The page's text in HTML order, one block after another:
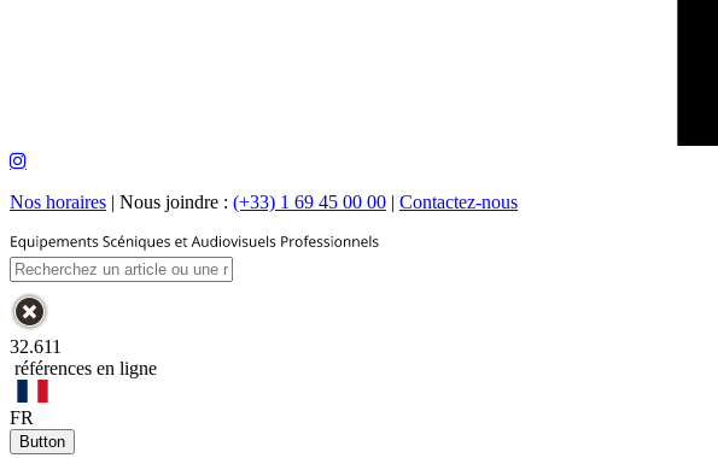
Nos horaires | Nous joindre : (+33) 1 69 45 00 00 | Contactez-nous
32.611
références en ligne
FR